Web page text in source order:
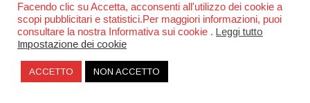
© POWER RADIO srl | C.F. e P.IVA 06157210631
Facendo clic su Accetta, acconsenti all'utilizzo dei cookie a
scopi pubblicitari e statistici.Per maggiori informazioni, puoi
consultare la nostra Informativa sui cookie . Leggi tutto
Impostazione dei cookie
ACCETTO NON ACCETTO